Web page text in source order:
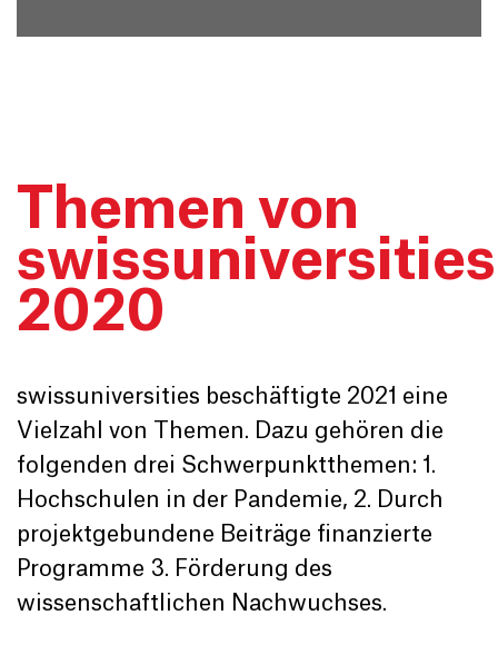
Themen von
swissuniversities
2020
swissuniversities beschäftigte 2021 eine
Vielzahl von Themen. Dazu gehören die
folgenden drei Schwerpunktthemen: 1.
Hochschulen in der Pandemie, 2. Durch
projektgebundene Beiträge finanzierte
Programme 3. Förderung des
wissenschaftlichen Nachwuchses.